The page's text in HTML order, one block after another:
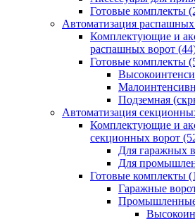
Готовые комплекты
Автоматизация
Комплектующие и
распашных ворот
Готовые комплекты
Подземная
Автоматизация
Комплектующие и
секционных ворот
Для гаражных
Для
Готовые комплекты
Гаражные
Промышленные